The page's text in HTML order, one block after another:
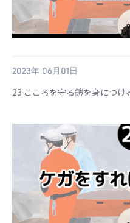
2023年 06月01日
23 こころを守る鎧を身につけ